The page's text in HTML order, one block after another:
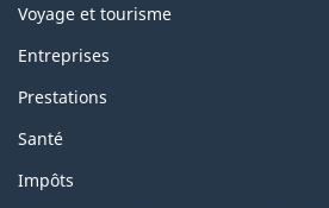
Voyage et tourisme
Entreprises
Prestations
Santé
Impôts